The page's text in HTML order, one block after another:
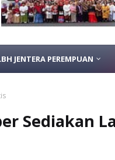
JENTERA PEREMPUAN
Sediakan